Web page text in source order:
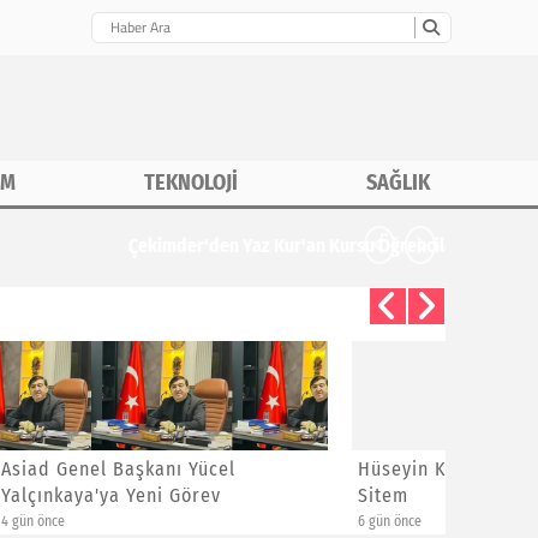
TEKNOLOJİ SAĞLIK
Hüseyin Kızıldaş'dan Ayrılanlara
Sitem